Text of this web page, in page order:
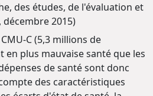
des études, de l'évaluation et
2015)
C (5,3 millions de
en plus mauvaise santé que les
de santé sont donc
des caractéristiques